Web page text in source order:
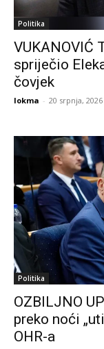
Politika
VUKANOVIĆ
spriječio
čovjek
lokma - 20 srpnja, 2026
Politika
OZBILJNO
preko noći
OHR-a